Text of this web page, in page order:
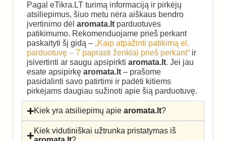
Pagal eTikra.LT turimą informaciją ir pirkėjų
atsiliepimus, šiuo metu nėra aiškaus bendro
įvertinimo dėl aromata.lt parduotuvės
patikimumo. Rekomenduojame prieš perkant
paskaityti šį gidą – „Kaip atpažinti patikimą el.
parduotuvę – 7 paprasti ženklai prieš perkant“ ir
įsivertinti ar saugu apsipirkti aromata.lt. Jei jau
esate apsipirkę aromata.lt – prašome
pasidalinti savo patirtimi ir padėti kitiems
pirkėjams daugiau sužinoti apie šią parduotuvę.
Kiek yra atsiliepimų apiearomata.lt?
Kiek vidutiniškai užtrunka pristatymas iš